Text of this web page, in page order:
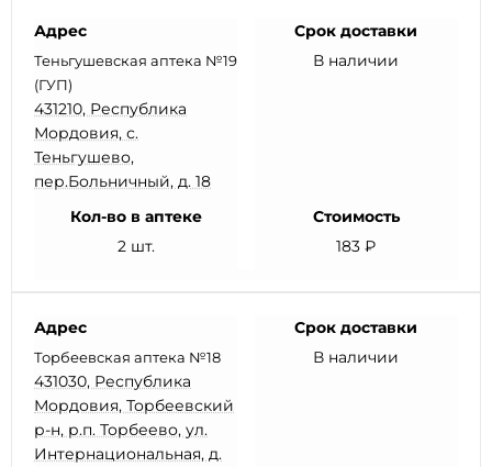
Адрес
Теньгушевская аптека №19
(ГУП)
431210, Республика
Мордовия, с.
Теньгушево,
пер.Больничный, д. 18
Срок доставки
В наличии
Кол-во в аптеке
2 шт.
Стоимость
183 ₽
Адрес
Торбеевская аптека №18
431030, Республика
Мордовия, Торбеевский
р-н, р.п. Торбеево, ул.
Интернациональная, д.
Срок доставки
В наличии